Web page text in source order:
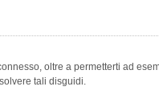
oltre a permetterti ad
tali disguidi.